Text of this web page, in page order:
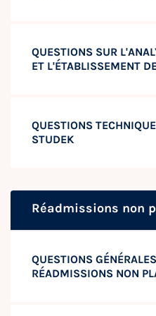
QUESTIONS SUR
ET L'ÉTABLISSEMENT
QUESTIONS
STUDEK
Réadmissions non
QUESTIONS
RÉADMISSIONS NON